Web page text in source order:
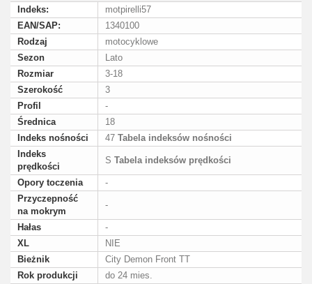
Indeks:
motpirelli57
EAN/SAP:
1340100
Rodzaj
motocyklowe
Sezon
Lato
Rozmiar
3-18
Szerokość
3
Profil
-
Średnica
18
Indeks nośności
47 Tabela indeksów nośności
Indeks
prędkości
S Tabela indeksów prędkości
Opory toczenia
-
Przyczepność
na mokrym
-
Hałas
-
XL
NIE
Bieżnik
City Demon Front TT
Rok produkcji
do 24 mies.